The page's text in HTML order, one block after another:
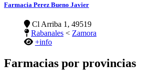
Farmacia Perez Bueno Javier
Cl Arriba 1, 49519
Rabanales < Zamora
+info
Farmacias por provincias